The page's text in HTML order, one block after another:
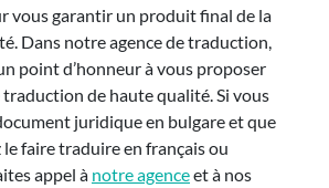
vous garantir un produit final de la
Dans notre agence de traduction,
point d’honneur à vous proposer
traduction de haute qualité. Si vous
juridique en bulgare et que
faire traduire en français ou
appel à notre agenceet à nos